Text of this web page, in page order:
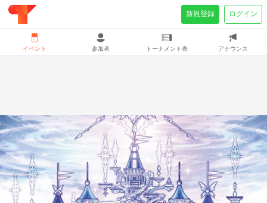
イベント 参加者 トーナメント表 アナウンス
新規登録 ログイン